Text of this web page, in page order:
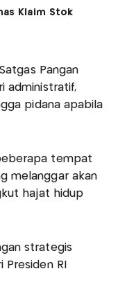
Klaim Stok
Pangan
administratif,
pidana apabila
tempat
melanggar akan
hajat hidup
strategis
RI